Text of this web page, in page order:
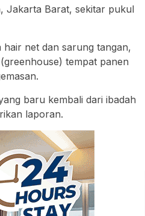
Jakarta Barat, sekitar pukul
hair net dan sarung tangan,
tempat panen
baru kembali dari ibadah
laporan.